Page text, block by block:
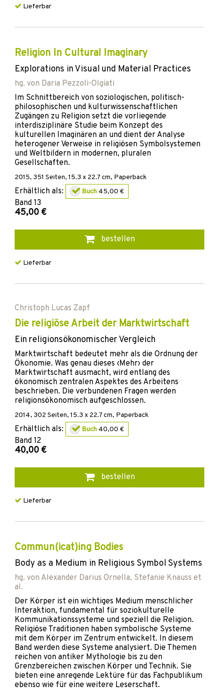
Lieferbar
Religion In Cultural Imaginary
Explorations in Visual und Material Practices
hg. von Daria Pezzoli-Olgiati
Im Schnittbereich von soziologischen, politisch-
philosophischen und kulturwissenschaftlichen
Zugängen zu Religion setzt die vorliegende
interdisziplinäre Studie beim Konzept des
kulturellen Imaginären an und dient der Analyse
heterogener Verweise in religiösen Symbolsystemen
und Weltbildern in modernen, pluralen
Gesellschaften.
2015, 351 Seiten, 15.3 x 22.7 cm, Paperback
Erhältlich als: Buch 45,00 €
Band 13
45,00 €
bestellen
Lieferbar
Christoph Lucas Zapf
Die religiöse Arbeit der Marktwirtschaft
Ein religionsökonomischer Vergleich
Marktwirtschaft bedeutet mehr als die Ordnung der
Ökonomie. Was genau dieses ‹Mehr› der
Marktwirtschaft ausmacht, wird entlang des
ökonomisch zentralen Aspektes des Arbeitens
beschrieben. Die verbundenen Fragen werden
religionsökonomisch aufgeschlossen.
2014, 302 Seiten, 15.3 x 22.7 cm, Paperback
Erhältlich als: Buch 40,00 €
Band 12
40,00 €
bestellen
Lieferbar
Commun(icat)ing Bodies
Body as a Medium in Religious Symbol Systems
hg. von Alexander Darius Ornella, Stefanie Knauss et
al.
Der Körper ist ein wichtiges Medium menschlicher
Interaktion, fundamental für soziokulturelle
Kommunikationssysteme und speziell die Religion.
Religiöse Traditionen haben symbolische Systeme
mit dem Körper im Zentrum entwickelt. In diesem
Band werden diese Systeme analysiert. Die Themen
reichen von antiker Mythologie bis zu den
Grenzbereichen zwischen Körper und Technik. Sie
bieten eine anregende Lektüre für das Fachpublikum
ebenso wie für eine weitere Leserschaft.